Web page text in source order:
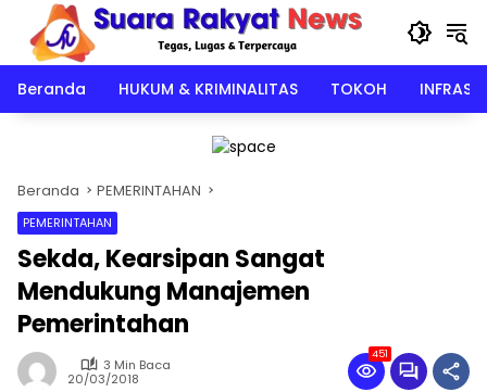
Langsung
konten
Beranda
HUKUM & KRIMINALITAS TOKOH
Beranda PEMERINTAHAN
PEMERINTAHAN
Sekda, Kearsipan Sangat
Mendukung Manajemen
Pemerintahan
3 Min Baca
20/03/2018
451